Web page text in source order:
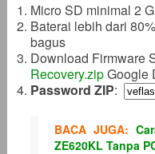
Micro SD minimal 2
Baterai lebih dari
bagus
Download Firmware
Recovery.zipGoogle
Password ZIP:
BACA JUGA:
ZE620KL Tanpa